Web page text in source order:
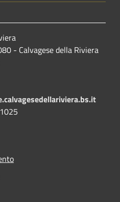
- Calvagese della Riviera